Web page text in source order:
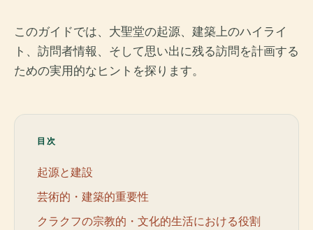
このガイドでは、大聖堂の起源、建築上のハイライ
ト、訪問者情報、そして思い出に残る訪問を計画する
ための実用的なヒントを探ります。
目次
起源と建設
芸術的・建築的重要性
クラクフの宗教的・文化的生活における役割